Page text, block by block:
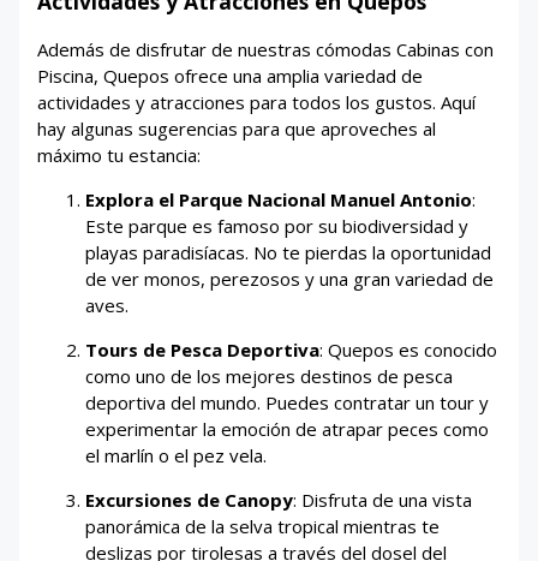
Además de disfrutar de nuestras cómodas Cabinas con
Piscina, Quepos ofrece una amplia variedad de
actividades y atracciones para todos los gustos. Aquí
hay algunas sugerencias para que aproveches al
máximo tu estancia:
Explora el Parque Nacional Manuel Antonio:
Este parque es famoso por su biodiversidad y
playas paradisíacas. No te pierdas la oportunidad
de ver monos, perezosos y una gran variedad de
aves.
Tours de Pesca Deportiva: Quepos es conocido
como uno de los mejores destinos de pesca
deportiva del mundo. Puedes contratar un tour y
experimentar la emoción de atrapar peces como
el marlín o el pez vela.
Excursiones de Canopy: Disfruta de una vista
panorámica de la selva tropical mientras te
deslizas por tirolesas a través del dosel del